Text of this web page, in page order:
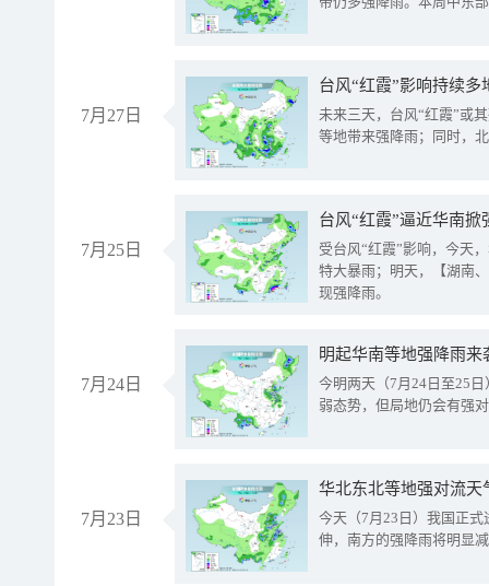
7月27日
台风“红霞”影响持续
未来三天，台风“红霞”或
等地带来强降雨；同时，
7月25日
台风“红霞”逼近华南
受台风“红霞”影响，今天
特大暴雨；明天，【湖南
现强降雨。
7月24日
明起华南等地强降雨
今明两天（7月24日至25
弱态势，但局地仍会有强
7月23日
华北东北等地强对流天
今天（7月23日）我国正
伸，南方的强降雨将明显